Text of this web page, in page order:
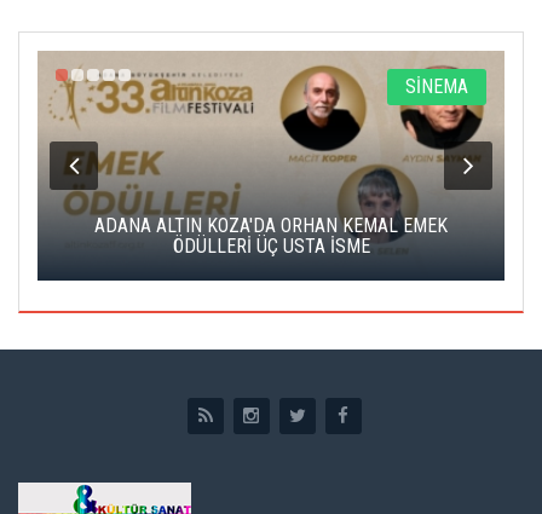
SİNEMA
ADANA ALTIN KOZA'DA ORHAN KEMAL EMEK
ÖDÜLLERİ ÜÇ USTA İSME